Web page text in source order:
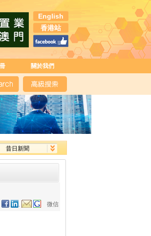
English
香港站
關於我們
昔日新聞
微信